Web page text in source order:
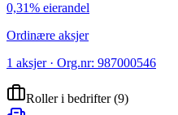
0,31% eierandel
Ordinære aksjer
1 aksjer · Org.nr: 987000546
Roller i bedrifter(9)